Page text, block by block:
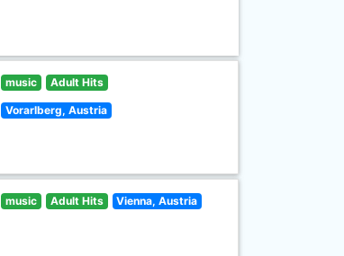
music Adult Hits
Vorarlberg, Austria
music Adult Hits Vienna, Austria